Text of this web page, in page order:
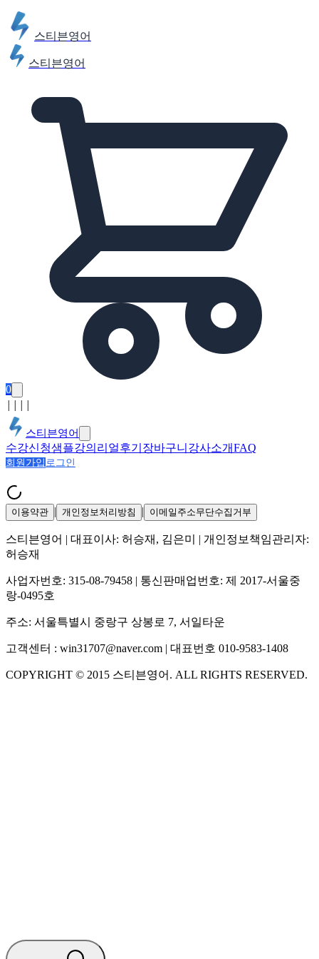
스티븐영어
스티븐영어
0
스티븐영어
수강신청샘플강의 리얼후기 장바구니 강사소개FAQ
회원가입 로그인
이용약관 | 개인정보처리방침 | 이메일주소무단수집거부
스티븐영어 | 대표이사: 허승재, 김은미
| 개인정보책임관리자:
허승재
사업자번호: 315-08-79458 | 통신판매업번호: 제 2017-서울중
랑-0495호
주소: 서울특별시 중랑구 상봉로 7, 서일타운
고객센터 : win31707@naver.com | 대표번호 010-9583-1408
COPYRIGHT © 2015 스티븐영어 . ALL RIGHTS RESERVED.